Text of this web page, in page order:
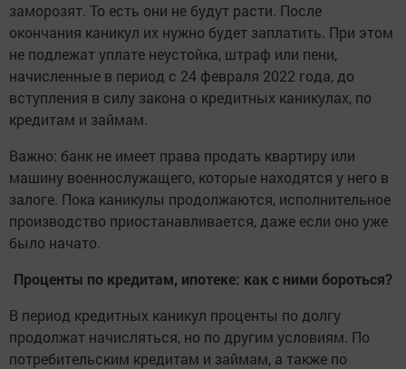
заморозят. То есть они не будут расти. После
окончания каникул их нужно будет заплатить. При этом
не подлежат уплате неустойка, штраф или пени,
начисленные в период с 24 февраля 2022 года, до
вступления в силу закона о кредитных каникулах, по
кредитам и займам.
Важно: банк не имеет права продать квартиру или
машину военнослужащего, которые находятся у него в
залоге. Пока каникулы продолжаются, исполнительное
производство приостанавливается, даже если оно уже
было начато.
Проценты по кредитам, ипотеке: как с ними бороться?
В период кредитных каникул проценты по долгу
продолжат начисляться, но по другим условиям. По
потребительским кредитам и займам, а также по